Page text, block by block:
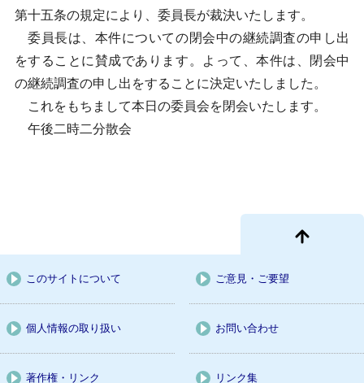
第十五条の規定により、委員長が裁決いたします。
委員長は、本件についての閉会中の継続調査の申し出
をすることに賛成であります。よって、本件は、閉会中
の継続調査の申し出をすることに決定いたしました。
これをもちまして本日の委員会を閉会いたします。
午後二時二分散会
このサイトについて ご意見・ご要望
個人情報の取り扱い お問い合わせ
著作権・リンク リンク集